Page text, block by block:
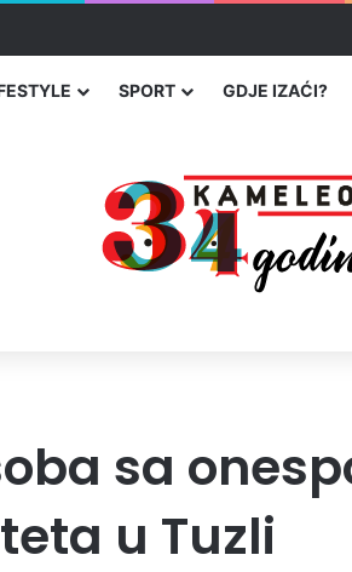
preko BiH i Balkana
SPORT GDJE IZAĆI?
sa
u Tuzli